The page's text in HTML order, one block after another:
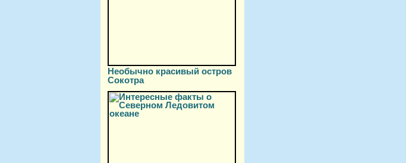
Необычно красивый остров
Сокотра